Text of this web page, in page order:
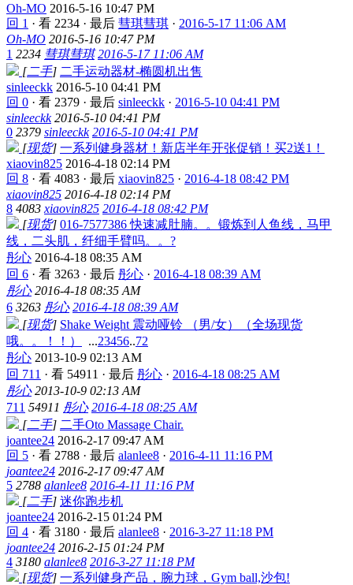
Oh-MO 2016-5-16 10:47 PM
回 1 · 看 2234 · 最后 彗琪彗琪 · 2016-5-17 11:06 AM
Oh-MO 2016-5-16 10:47 PM
1 2234 彗琪彗琪 2016-5-17 11:06 AM
[二手] 二手运动器材-椭圆机出售
sinleeckk 2016-5-10 04:41 PM
回 0 · 看 2379 · 最后 sinleeckk · 2016-5-10 04:41 PM
sinleeckk 2016-5-10 04:41 PM
0 2379 sinleeckk 2016-5-10 04:41 PM
[现货] 一系列健身器材！新店半年开张促销！买2送1！
xiaovin825 2016-4-18 02:14 PM
回 8 · 看 4083 · 最后 xiaovin825 · 2016-4-18 08:42 PM
xiaovin825 2016-4-18 02:14 PM
8 4083 xiaovin825 2016-4-18 08:42 PM
[现货] 016-7577386 快速减肚腩。。锻炼到人鱼线，马甲
线，二头肌，纤细手臂吗。。?
彤心 2016-4-18 08:35 AM
回 6 · 看 3263 · 最后 彤心 · 2016-4-18 08:39 AM
彤心 2016-4-18 08:35 AM
6 3263 彤心 2016-4-18 08:39 AM
[现货] Shake Weight 震动哑铃 （男/女）（全场现货
哦。。！！）
...23456..72
彤心 2013-10-9 02:13 AM
回 711 · 看 54911 · 最后 彤心 · 2016-4-18 08:25 AM
彤心 2013-10-9 02:13 AM
711 54911 彤心 2016-4-18 08:25 AM
[二手] 二手Oto Massage Chair.
joantee24 2016-2-17 09:47 AM
回 5 · 看 2788 · 最后 alanlee8 · 2016-4-11 11:16 PM
joantee24 2016-2-17 09:47 AM
5 2788 alanlee8 2016-4-11 11:16 PM
[二手] 迷你跑步机
joantee24 2016-2-15 01:24 PM
回 4 · 看 3180 · 最后 alanlee8 · 2016-3-27 11:18 PM
joantee24 2016-2-15 01:24 PM
4 3180 alanlee8 2016-3-27 11:18 PM
[现货] 一系列健身产品，腕力球，Gym ball,沙包!